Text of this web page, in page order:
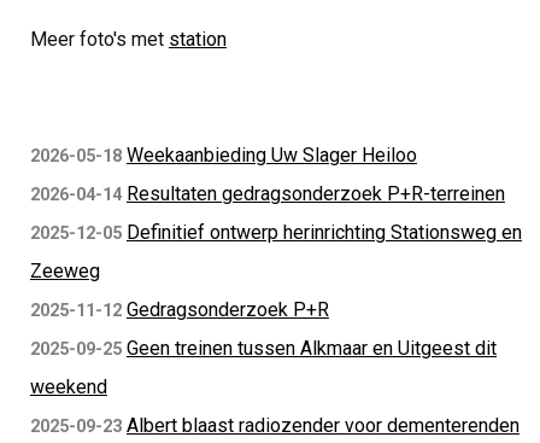
Meer foto's met station
2026-05-18 Weekaanbieding Uw Slager Heiloo
2026-04-14 Resultaten gedragsonderzoek P+R-terreinen
2025-12-05 Definitief ontwerp herinrichting Stationsweg en
Zeeweg
2025-11-12 Gedragsonderzoek P+R
2025-09-25 Geen treinen tussen Alkmaar en Uitgeest dit
weekend
2025-09-23 Albert blaast radiozender voor dementerenden